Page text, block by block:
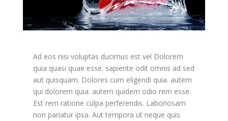
Ad eos nisi voluptas ducimus est vel Dolorem
quia quasi quae esse. sapiente odit omnis ad sed
aut quisquam. Dolores cum eligendi quia. autem
qui dolorem quia. autem quidem odio rem esse.
Est rem ratione culpa perferendis. Laboriosam
non pariatur ipsa. Aut tempora ut neque quis